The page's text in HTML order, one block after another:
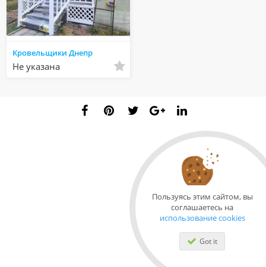
Пользуясь этим сайтом, вы
соглашаетесь на
использование cookies
Got it
Кровельщики Днепр
Не указана